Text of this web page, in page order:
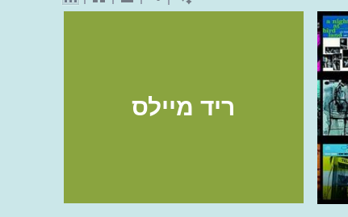
ריד מיילס